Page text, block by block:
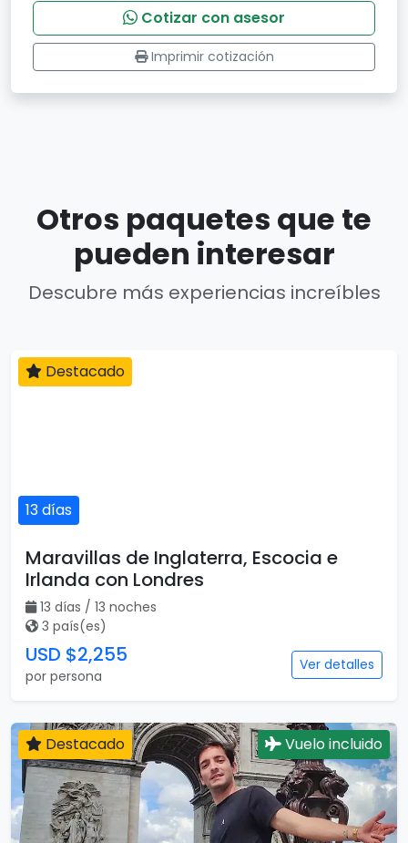
Cotizar con asesor
Imprimir cotización
Otros paquetes que te
pueden interesar
Descubre más experiencias increíbles
13 días
Destacado
Maravillas de Inglaterra, Escocia e
Irlanda con Londres
13 días / 13 noches
3 país(es)
USD $2,255
por persona
Ver detalles
Destacado Vuelo incluido